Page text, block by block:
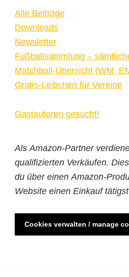
Alle Beiträge
Downloads
Newsletter
Fußballsammlung –
Matchball-Übersicht (WM,
Gratis-Leibchen für Vereine
Gastautoren gesucht!
Als Amazon-Partner
qualifizierten Verkäufen.
du über einen Amazon-
Website einen Einkauf
Cookies verwalten / manage